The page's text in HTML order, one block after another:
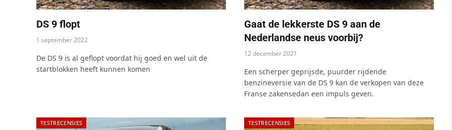
DS 9 flopt
1 september 2022
De DS 9 is al geflopt voordat hij goed en wel uit de
startblokken heeft kunnen komen
Gaat de lekkerste DS 9 aan de
Nederlandse neus voorbij?
12 december 2021
Een scherper geprijsde, puurder rijdende
benzineversie van de DS 9 kan de verkopen van deze
Franse zakensedan een impuls geven.
TESTRECENSIES TESTRECENSIES